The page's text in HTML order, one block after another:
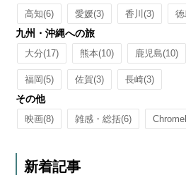
高知(6) 愛媛(3) 香川(3)
九州・沖縄への旅
大分(17) 熊本(10) 鹿児島(10)
福岡(5) 佐賀(3) 長崎(3)
その他
映画(8) 雑感・総括(6)
新着記事